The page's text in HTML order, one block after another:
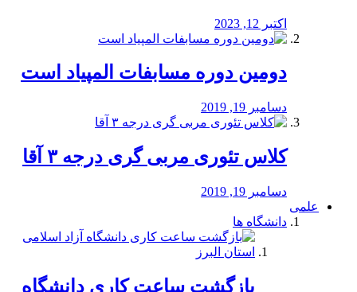
اکتبر 12, 2023
دومین دوره مسابفات المپیاد است
دسامبر 19, 2019
کلاس تئوری مربی گری درجه ۳ آقا
دسامبر 19, 2019
علمی
دانشگاه ها
بازگشت ساعت کاری دانشگاه